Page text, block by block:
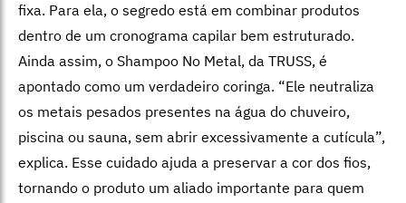
fixa. Para ela, o segredo está em combinar produtos
dentro de um cronograma capilar bem estruturado.
Ainda assim, o Shampoo No Metal, da TRUSS, é
apontado como um verdadeiro coringa. “Ele neutraliza
os metais pesados presentes na água do chuveiro,
piscina ou sauna, sem abrir excessivamente a cutícula”,
explica. Esse cuidado ajuda a preservar a cor dos fios,
tornando o produto um aliado importante para quem